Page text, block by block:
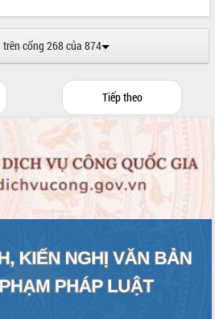
trên cổng 268 của 874
Tiếp theo